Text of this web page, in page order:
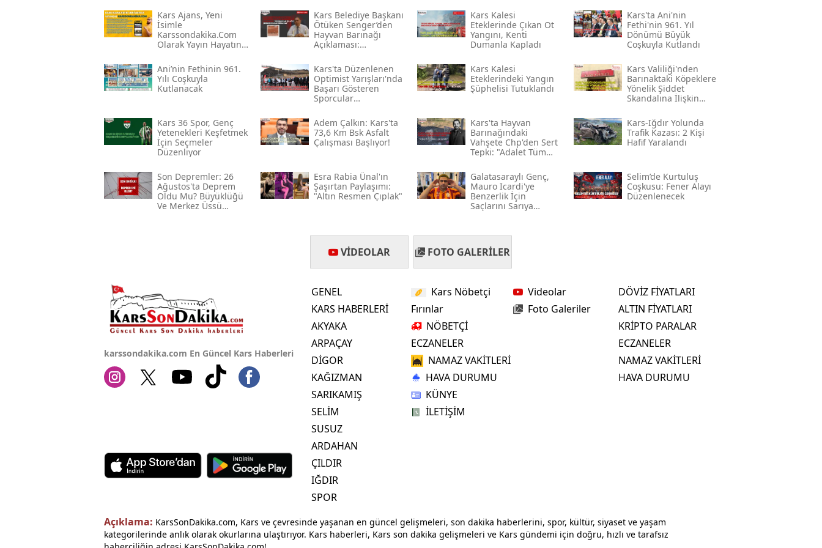
Yozgat
Zonguldak
Aksaray
Karaman
Kırıkkale
Batman
Şırnak
Ardahan
Yalova
Karabük
Kilis
Osmaniye
Düzce
Kars Ajans, Yeni
İsimle
Karssondakika.com
Olarak Yayın Hayatına
Kars Belediye Başkanı
Ötüken Senger’den
Hayvan Barınağı
Açıklaması:
Şekilde
Cezalandırılacak”
Kars Kalesi
Eteklerinde Çıkan Ot
Yangını, Kenti
Dumanla Kapladı
Kars'ta Ani'nin
Fethi'nin 961. Yıl
Dönümü Büyük
Coşkuyla Kutlandı
Ani’nin Fethinin 961.
Yılı Coşkuyla
Kutlanacak
Kars'ta Düzenlenen
Optimist Yarışları'nda
Başarı Gösteren
Sporcular
Kars Kalesi
Eteklerindeki Yangın
Şüphelisi Tutuklandı
Kars Valiliği'nden
Barınaktaki Köpeklere
Yönelik Şiddet
Skandalına İlişkin
Kars 36 Spor, Genç
Yetenekleri Keşfetmek
İçin Seçmeler
Düzenliyor
Adem Çalkın: Kars'ta
73,6 Km Bsk Asfalt
Çalışması Başlıyor!
Kars'ta Hayvan
Barınağındaki
Vahşete Chp'den Sert
Tepki: "adalet Tüm
Kars-Iğdır Yolunda
Trafik Kazası: 2 Kişi
Hafif Yaralandı
Son Depremler: 26
Ağustos'ta Deprem
Oldu Mu? Büyüklüğü
Ve Merkez Üssü
Esra Rabia Ünal'ın
Şaşırtan Paylaşımı:
"altın Resmen Çıplak"
Galatasaraylı Genç,
Mauro Icardi'ye
Benzerlik İçin
Saçlarını Sarıya
Selim’de Kurtuluş
Coşkusu: Fener Alayı
Düzenlenecek
VIDEOLAR FOTO GALERILER
karssondakika.com En Güncel Kars Haberleri
GENEL
KARS HABERLERİ
AKYAKA
ARPAÇAY
DİGOR
KAĞIZMAN
SARIKAMIŞ
SELİM
SUSUZ
ARDAHAN
ÇILDIR
IĞDIR
SPOR
Kars Nöbetçi
Fırınlar
NÖBETÇİ
ECZANELER
NAMAZ VAKİTLERİ
HAVA DURUMU
KÜNYE
İLETİŞİM
Videolar
Foto Galeriler
DÖVİZ FİYATLARI
ALTIN FİYATLARI
KRİPTO PARALAR
ECZANELER
NAMAZ VAKİTLERİ
HAVA DURUMU
Açıklama: KarsSonDakika.com, Kars ve çevresinde yaşanan en güncel gelişmeleri, son dakika haberlerini, spor, kültür, siyaset ve yaşam
kategorilerinde anlık olarak okurlarına ulaştırıyor. Kars haberleri, Kars son dakika gelişmeleri ve Kars gündemi için doğru, hızlı ve tarafsız